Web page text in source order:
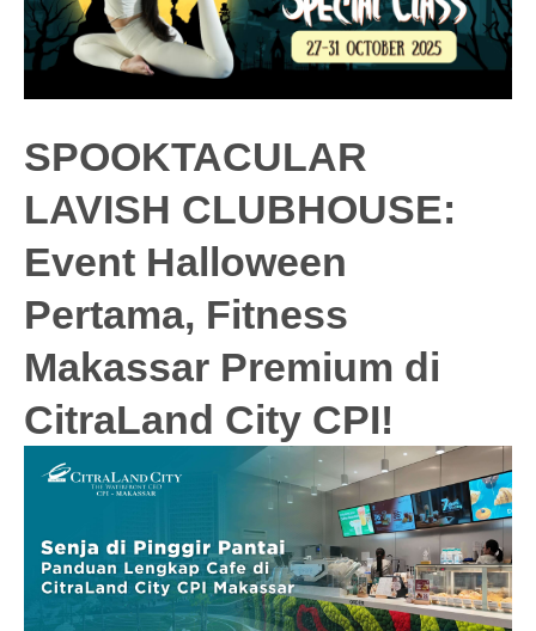
SPOOKTACULAR
LAVISH CLUBHOUSE:
Event Halloween
Pertama, Fitness
Makassar Premium di
CitraLand City CPI!